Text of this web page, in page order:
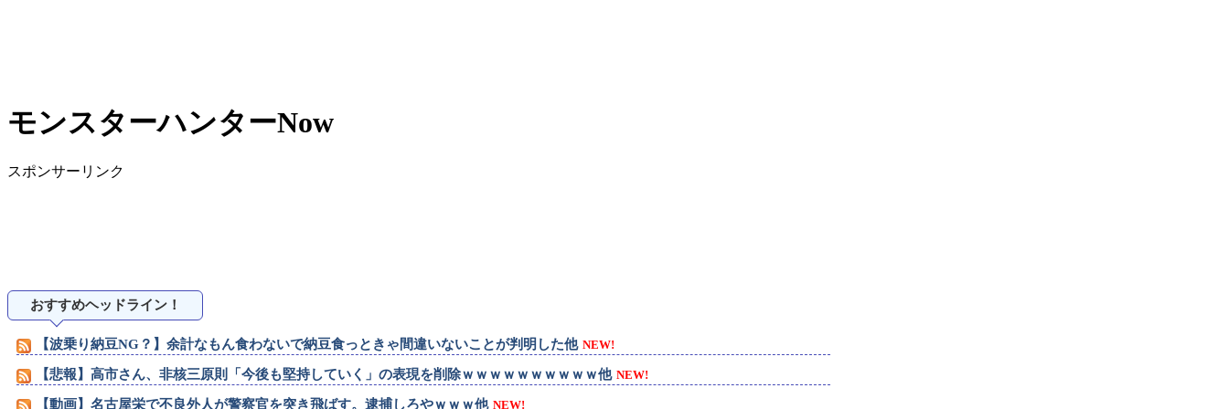
モンスターハンターNow
スポンサーリンク
おすすめヘッドライン！
【波乗り納豆NG？】余計なもん食わないで納豆食っときゃ間違いないことが判明した他 NEW!
【悲報】高市さん、非核三原則「今後も堅持していく」の表現を削除ｗｗｗｗｗｗｗｗｗｗ他 NEW!
【動画】名古屋栄で不良外人が警察官を突き飛ばす。逮捕しろやｗｗｗ他 NEW!